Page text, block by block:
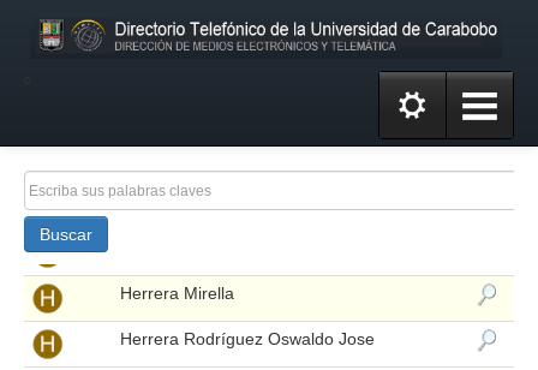
Buscar
Hernandez López Nancy Margarita
Hernandez Moreno Lisbeth Del Rosario
Herrera Arriechi Alma Mariber
Herrera Mirella
Herrera Rodríguez Oswaldo Jose